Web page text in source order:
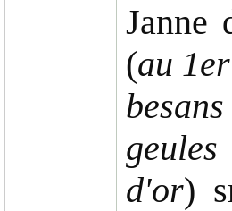
Janne
(au
d'or)